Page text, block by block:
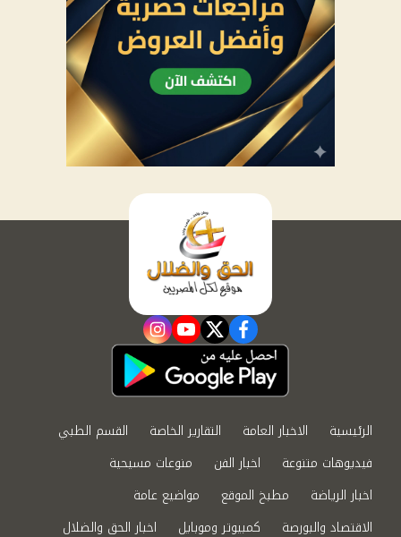
facebook
twitter
youtube
instagram
الرئيسية الاخبار العامة التقارير الخاصة
القسم الطبي
فيديوهات متنوعة
اخبار الفن
منوعات مسيحية
اخبار الرياضة
مطبخ الموقع
مواضيع عامة
الاقتصاد والبورصة
كمبيوتر وموبايل اخبار الحق والضلال